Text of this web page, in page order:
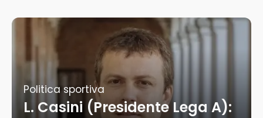
Politica sportiva
L. Casini (Presidente Lega A):